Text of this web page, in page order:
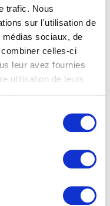
trafic. Nous
sur l'utilisation de
sociaux, de
celles-ci
leur avez fournies
utilisation de leurs